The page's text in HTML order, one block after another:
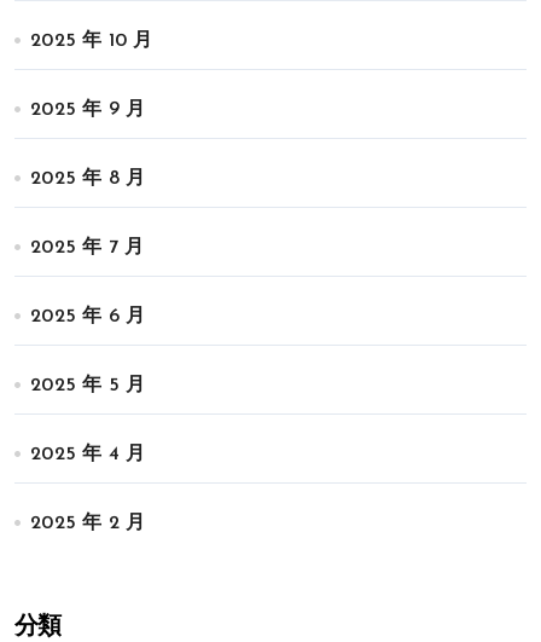
2025 年 10 月
2025 年 9 月
2025 年 8 月
2025 年 7 月
2025 年 6 月
2025 年 5 月
2025 年 4 月
2025 年 2 月
分類